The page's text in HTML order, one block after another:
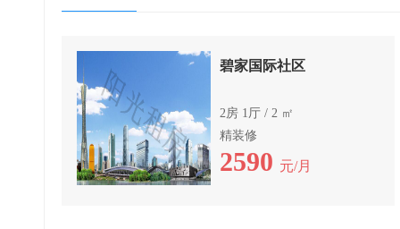
碧家国际社区
2房 1厅 / 2 ㎡
精装修
2590 元/月